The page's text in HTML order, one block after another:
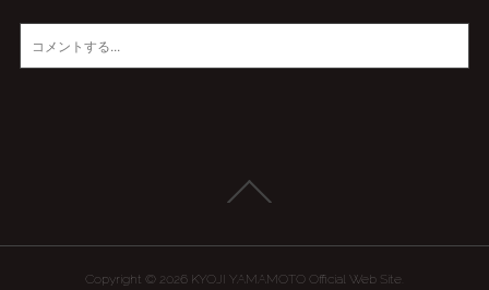
Copyright © 2026 KYOJI YAMAMOTO Official Web Site